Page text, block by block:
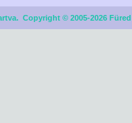
Copyright © 2005-2026